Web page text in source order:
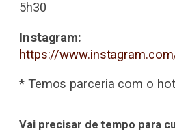
5h30
Instagram:
https://
* Temos parceria com o
Vai precisar de tempo para